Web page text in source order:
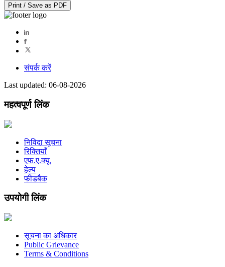
Print / Save as PDF
संपर्क करें
Last updated: 06-08-2026
महत्वपूर्ण लिंक
निविदा सूचना
रिक्तियाँ
एफ.ए.क्यू.
हेल्प
फीडबैक
उपयोगी लिंक
सूचना का अधिकार
Public Grievance
Terms & Conditions